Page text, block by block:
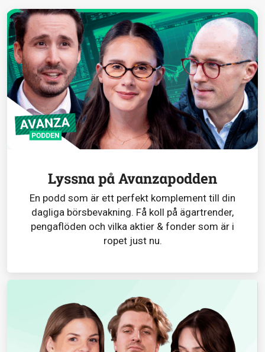
Lyssna på Avanzapodden
En podd som är ett perfekt komplement till din
dagliga börsbevakning. Få koll på ägartrender,
pengaflöden och vilka aktier & fonder som är i
ropet just nu.